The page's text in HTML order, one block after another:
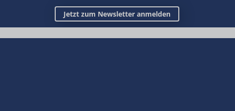
Jetzt zum Newsletter anmelden